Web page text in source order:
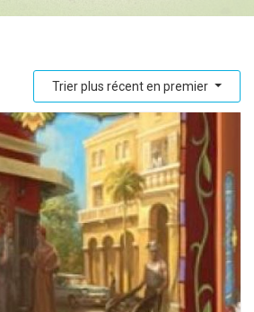
Trier plus récent en premier